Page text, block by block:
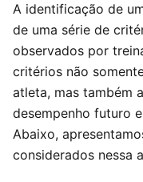
A identificação de
de uma série de
observados por
critérios não
atleta, mas também
desempenho futuro
Abaixo,
considerados nessa